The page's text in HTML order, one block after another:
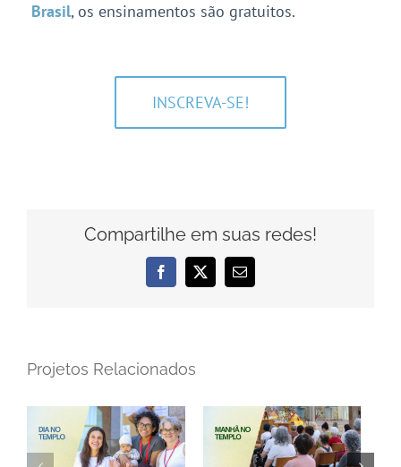
Brasil, os ensinamentos são gratuitos.
INSCREVA-SE!
Compartilhe em suas redes!
Facebook
X
E-
mail
Projetos Relacionados